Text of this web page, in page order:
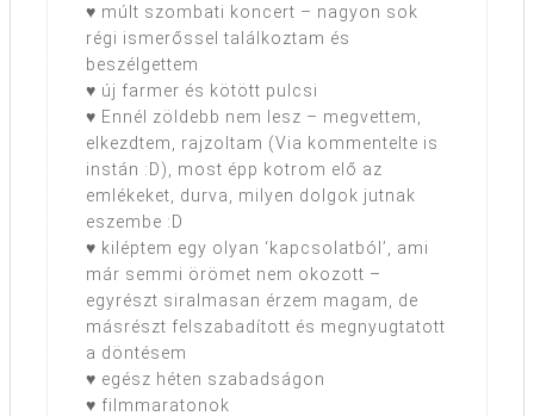
♥ múlt szombati koncert – nagyon sok
régi ismerőssel találkoztam és
beszélgettem
♥ új farmer és kötött pulcsi
♥ Ennél zöldebb nem lesz – megvettem,
elkezdtem, rajzoltam (Via kommentelte is
instán :D), most épp kotrom elő az
emlékeket, durva, milyen dolgok jutnak
eszembe :D
♥ kiléptem egy olyan ‘kapcsolatból’, ami
már semmi örömet nem okozott –
egyrészt siralmasan érzem magam, de
másrészt felszabadított és megnyugtatott
a döntésem
♥ egész héten szabadságon
♥ filmmaratonok